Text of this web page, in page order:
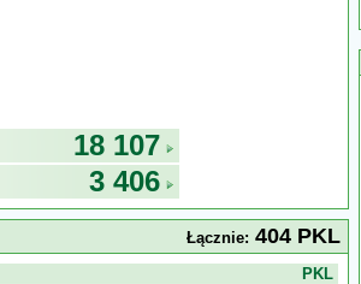
18 107
3 406
Łącznie: 404 PKL
PKL